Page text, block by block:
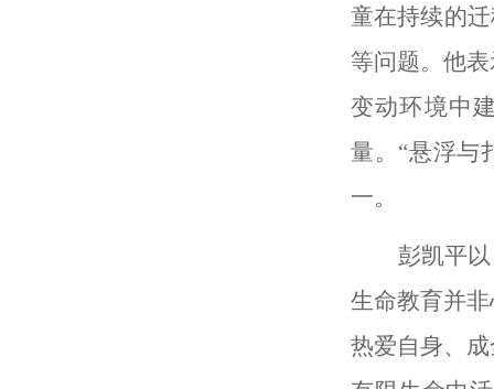
童在持续的
等问题。他
变动环境中
量。“悬浮与
一。
彭凯平以
生命教育并
热爱自身、